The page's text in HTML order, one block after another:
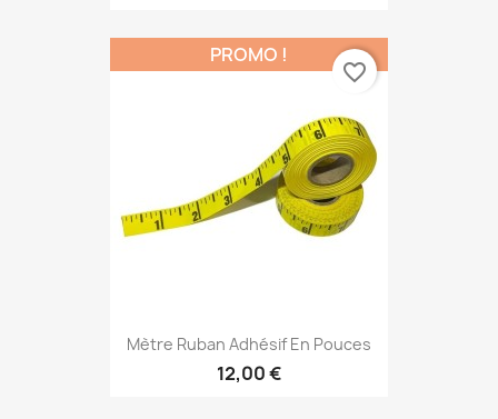
Mètre Ruban Adhésif En Pouces
12,00 €
PROMO !
favorite_border